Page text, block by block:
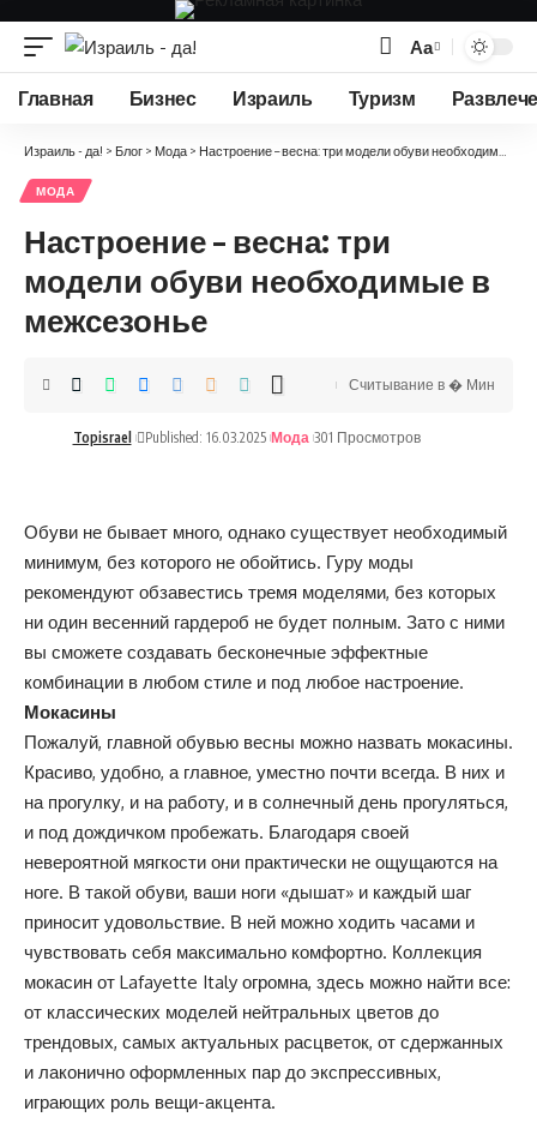
Изменение
размера
Аа
Главная Бизнес Израиль Туризм
Израиль - да! > Блог > Мода > Настроение – весна: три модели обуви необходимые в межсезонье
МОДА
Настроение – весна: три
модели обуви необходимые в
межсезонье
Topisrael Published: 16.03.2025 Мода 301 Просмотров
Считывание в � Мин
Обуви не бывает много, однако существует необходимый
минимум, без которого не обойтись. Гуру моды
рекомендуют обзавестись тремя моделями, без которых
ни один весенний гардероб не будет полным. Зато с ними
вы сможете создавать бесконечные эффектные
комбинации в любом стиле и под любое настроение.
Мокасины
Пожалуй, главной обувью весны можно назвать мокасины.
Красиво, удобно, а главное, уместно почти всегда. В них и
на прогулку, и на работу, и в солнечный день прогуляться,
и под дождичком пробежать. Благодаря своей
невероятной мягкости они практически не ощущаются на
ноге. В такой обуви, ваши ноги «дышат» и каждый шаг
приносит удовольствие. В ней можно ходить часами и
чувствовать себя максимально комфортно. Коллекция
мокасин от Lafayette Italy огромна, здесь можно найти все:
от классических моделей нейтральных цветов до
трендовых, самых актуальных расцветок, от сдержанных
и лаконично оформленных пар до экспрессивных,
играющих роль вещи-акцента.